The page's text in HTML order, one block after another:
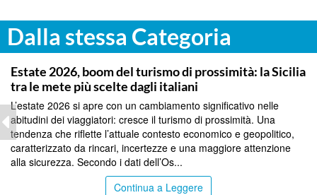
Dalla stessa Categoria
PALERMO
Estate 2026, boom del turismo di prossimità: la Sicilia
tra le mete più scelte dagli italiani
L’estate 2026 si apre con un cambiamento significativo nelle
abitudini dei viaggiatori: cresce il turismo di prossimità. Una
tendenza che riflette l’attuale contesto economico e geopolitico,
caratterizzato da rincari, incertezze e una maggiore attenzione
alla sicurezza. Secondo i dati dell’Os...
Continua a Leggere